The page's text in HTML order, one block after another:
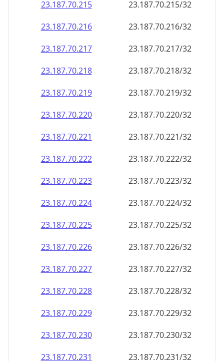
23.187.70.215
23.187.70.215/32
23.187.70.216
23.187.70.216/32
23.187.70.217
23.187.70.217/32
23.187.70.218
23.187.70.218/32
23.187.70.219
23.187.70.219/32
23.187.70.220
23.187.70.220/32
23.187.70.221
23.187.70.221/32
23.187.70.222
23.187.70.222/32
23.187.70.223
23.187.70.223/32
23.187.70.224
23.187.70.224/32
23.187.70.225
23.187.70.225/32
23.187.70.226
23.187.70.226/32
23.187.70.227
23.187.70.227/32
23.187.70.228
23.187.70.228/32
23.187.70.229
23.187.70.229/32
23.187.70.230
23.187.70.230/32
23.187.70.231
23.187.70.231/32